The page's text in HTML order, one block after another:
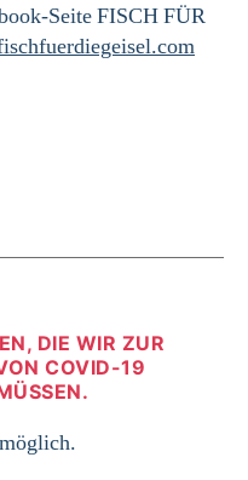
Seite FISCH FÜR
DIE WIR ZUR
COVID-19